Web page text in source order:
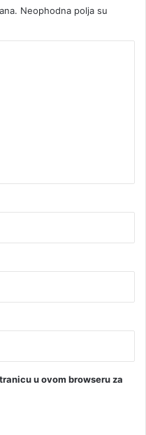
Neophodna polja su
u ovom browseru za